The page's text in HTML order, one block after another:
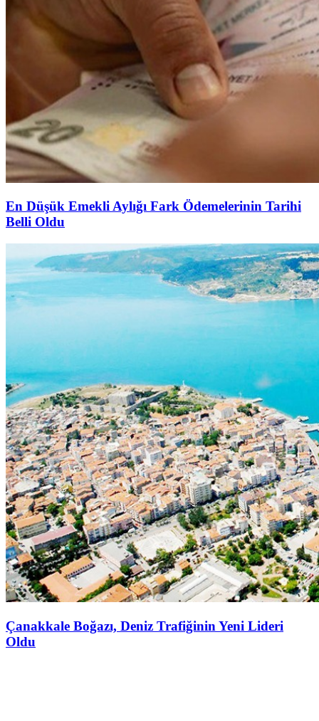
En Düşük Emekli Aylığı Fark Ödemelerinin Tarihi
Belli Oldu
Çanakkale Boğazı, Deniz Trafiğinin Yeni Lideri
Oldu